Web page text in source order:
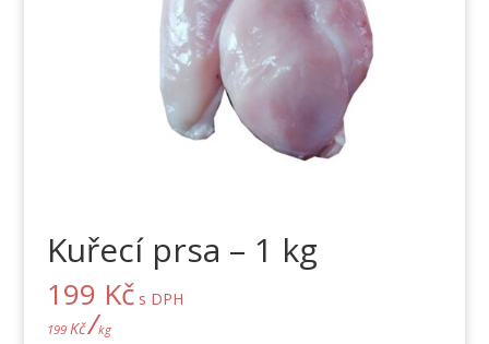
Kuřecí prsa – 1 kg
199 Kč s DPH
199 Kč/kg